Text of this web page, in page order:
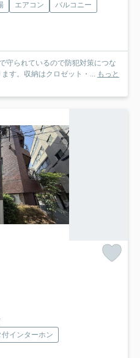
エアコン
バルコニー
守られているので防犯対策につな
す。収納はクロゼット・... もっと
インターホン